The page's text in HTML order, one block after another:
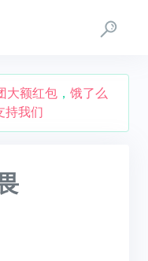
大额红包 ， 饿了么
持我们